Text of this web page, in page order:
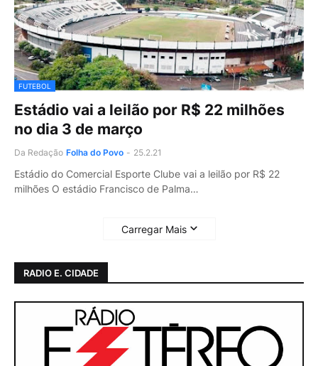
FUTEBOL
Estádio vai a leilão por R$ 22 milhões
no dia 3 de março
Da Redação Folha do Povo - 25.2.21
Estádio do Comercial Esporte Clube vai a leilão por R$ 22
milhões O estádio Francisco de Palma…
Carregar Mais
RADIO E. CIDADE